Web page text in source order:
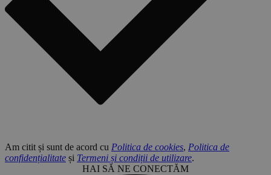
Am citit și sunt de acord cu Politica de cookies, Politica de
confidențialitate și Termeni și condiții de utilizare.
HAI SĂ NE CONECTĂM